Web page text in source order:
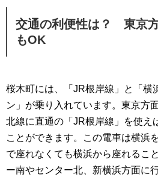
交通の利便性は？ 東京
もOK
桜木町には、「JR根岸線」と「横
ン」が乗り入れています。東京方
北線に直通の「JR根岸線」を使え
ことができます。この電車は横浜
で座れなくても横浜から座れるこ
ー南やセンター北、新横浜方面に